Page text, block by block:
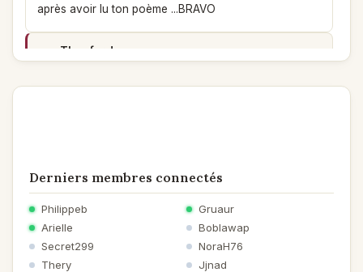
après avoir lu ton poème ...BRAVO
Theofordope
le 13/02/2013 à 09:57
j'ai aimé la lecture quand si faute il y a suis pas douée
Pampelune
le 03/02/2013 à 20:55
Derniers membres connectés
Philippeb
Gruaur
Arielle
Boblawap
Secret299
NoraH76
Thery
Jjnad